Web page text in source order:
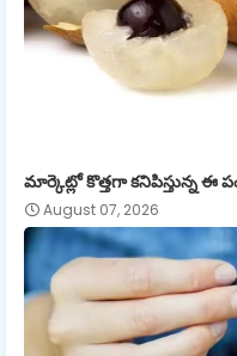
మార్కెట్లో కొత్తగా కనిపిస్తున్న ఈ
August 07, 2026